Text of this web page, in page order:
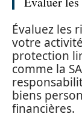
Évaluez les
votre
protection
comme la
biens
financières.